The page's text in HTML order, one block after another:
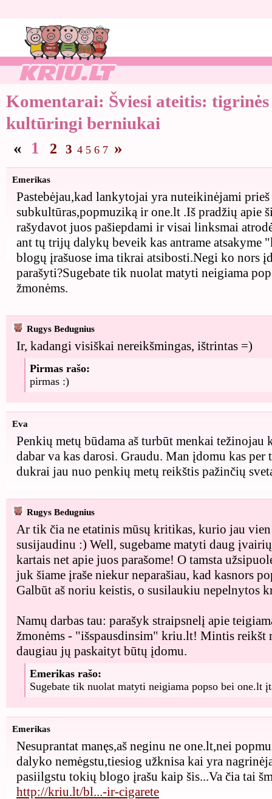
Komentarai: Šviesi ateitis:
kultūringi berniukai
« 1 2 3 4 5 6 7 »
Emerikas
Pastebėjau,kad lankytojai yra nuteikinėjami
subkultūras,popmuziką ir one.lt .Iš pradžių apie
rašydavot juos pašiepdami ir visai linksmai
ant tų trijų dalykų beveik kas antrame atsakyme
blogų įrašuose ima tikrai atsibosti.Negi ko nors
parašyti?Sugebate tik nuolat matyti neigiama
žmonėms.
Rugys Bedugnius
Ir, kadangi visiškai nereikšmingas, ištrintas =)
Pirmas rašo:
pirmas :)
Eva
Penkių metų būdama aš turbūt menkai težinojau
dabar va kas darosi. Graudu. Man įdomu kas per
dukrai jau nuo penkių metų reikštis pažinčių
Rugys Bedugnius
Ar tik čia ne etatinis mūsų kritikas, kurio jau
susijaudinu :) Well, sugebame matyti daug
kartais net apie juos parašome! O tamsta
juk šiame įraše niekur neparašiau, kad kasnors
Galbūt aš noriu keistis, o susilaukiu nepelnytos
Namų darbas tau: parašyk straipsnelį apie
žmonėms - "išspausdinsim" kriu.lt! Mintis reikšt
daugiau jų paskaityt būtų įdomu.
Emerikas rašo:
Sugebate tik nuolat matyti neigiama popso bei one.lt
Emerikas
Nesuprantat manęs,aš neginu ne one.lt,nei
dalyko nemėgstu,tiesiog užknisa kai yra
pasiilgstu tokių blogo įrašu kaip šis...Va čia tai
http://kriu.lt/bl...-ir-cigarete